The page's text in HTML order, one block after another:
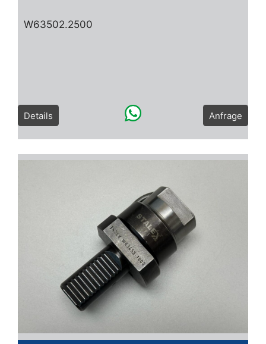
W63502.2500
Details Anfrage